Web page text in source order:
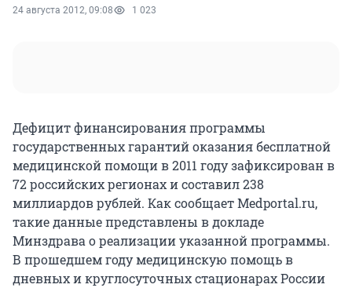
24 августа 2012, 09:08 1 023
Дефицит финансирования программы
государственных гарантий оказания бесплатной
медицинской помощи в 2011 году зафиксирован в
72 российских регионах и составил 238
миллиардов рублей. Как сообщает Medportal.ru,
такие данные представлены в докладе
Минздрава о реализации указанной программы.
В прошедшем году медицинскую помощь в
дневных и круглосуточных стационарах России